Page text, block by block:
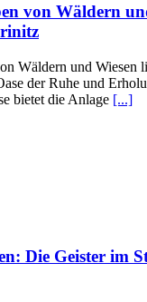
von Wäldern
Wäldern und Wiesen
der Ruhe und
bietet die Anlage [...]
Die Geister im